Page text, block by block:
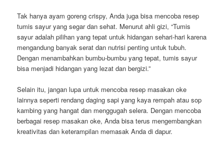
Tak hanya ayam goreng crispy, Anda juga bisa mencoba resep
tumis sayur yang segar dan sehat. Menurut ahli gizi, “Tumis
sayur adalah pilihan yang tepat untuk hidangan sehari-hari karena
mengandung banyak serat dan nutrisi penting untuk tubuh.
Dengan menambahkan bumbu-bumbu yang tepat, tumis sayur
bisa menjadi hidangan yang lezat dan bergizi.”
Selain itu, jangan lupa untuk mencoba resep masakan oke
lainnya seperti rendang daging sapi yang kaya rempah atau sop
kambing yang hangat dan menggugah selera. Dengan mencoba
berbagai resep masakan oke, Anda bisa terus mengembangkan
kreativitas dan keterampilan memasak Anda di dapur.